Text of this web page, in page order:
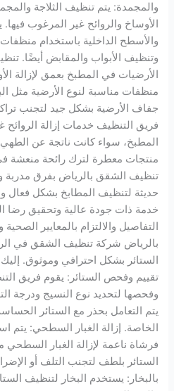
والمجمدة: يتم تنظيف الثلاجة
الأوساخ والروائح غير المرغوب فيها.
والأسطح الداخلية باستخدام
وتنظيف الأبواب والمقابض أيضًا.
الأرضيات في المطبخ بعمق لإزالة
منظفات مناسبة لنوع الأرضية مثل
جفاف الأرضية بشكل جيد لتجنب تراكم
فريق التنظيف خدمات إزالة الروائح
المطبخ، سواء كانت ناتجة عن الطهي
منتجات معطرة لترك رائحة منعشة
تنظيف الشقق بالرياض بفرق مدربة
حديثة لتنظيف المطابخ بشكل فعال
خدمة ذات جودة عالية وتحقيق رضا
التفاصيل والالتزام بالمعايير الصحية
بالرياض شركة تنظيف الشقق في
الستائر بشكل احترافي وموثوق. إليك
تقييم وفحص الستائر: يقوم فريق
وفحصها لتحديد نوع النسيج ودرجة
يتم التعامل بحذر مع الستائر
الخاصة. إزالة الغبار السطحي: يتم
فرشاة ناعمة لإزالة الغبار السطحي
الستائر بلطف لتجنب التلف أو
بالبخار: يستخدم البخار لتنظيف